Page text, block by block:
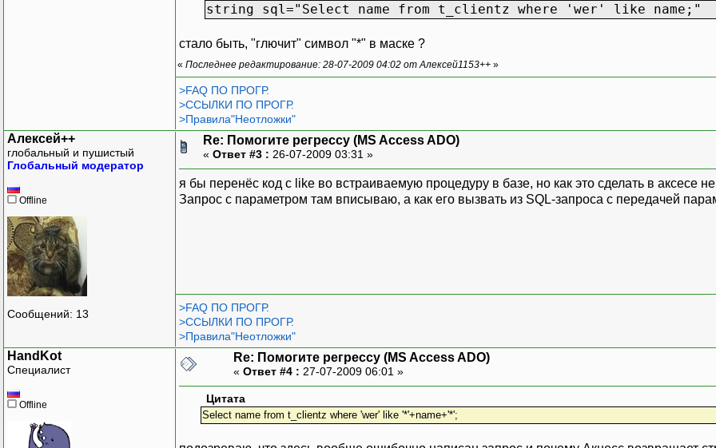
string sql="Select name from t_clientz where 'wer' like name;"
стало быть, "глючит" символ "*" в маске ?
« Последнее редактирование: 28-07-2009 04:02 от Алексей1153++ »
>FAQ ПО ПРОГР.
>ССЫЛКИ ПО ПРОГР.
>Правила"Неотложки"
Алексей++
глобальный и пушистый
Глобальный модератор
Offline
Сообщений: 13
Re: Помогите регрессу (MS Access ADO)
« Ответ #3 : 26-07-2009 03:31 »
я бы перенёс код с like во встраиваемую процедуру в базе, но как это сделать в аксесе
Запрос с параметром там вписываю, а как его вызвать из SQL-запроса с передачей
>FAQ ПО ПРОГР.
>ССЫЛКИ ПО ПРОГР.
>Правила"Неотложки"
HandKot
Специалист
Offline
Re: Помогите регрессу (MS Access ADO)
« Ответ #4 : 27-07-2009 06:01 »
Цитата
Select name from t_clientz where 'wer' like '*'+name+'*';